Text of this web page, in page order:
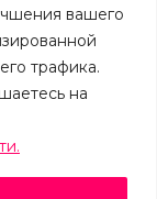
вашего
трафика.
на
При
характер и ни при
положениями ГК
характеристиках и